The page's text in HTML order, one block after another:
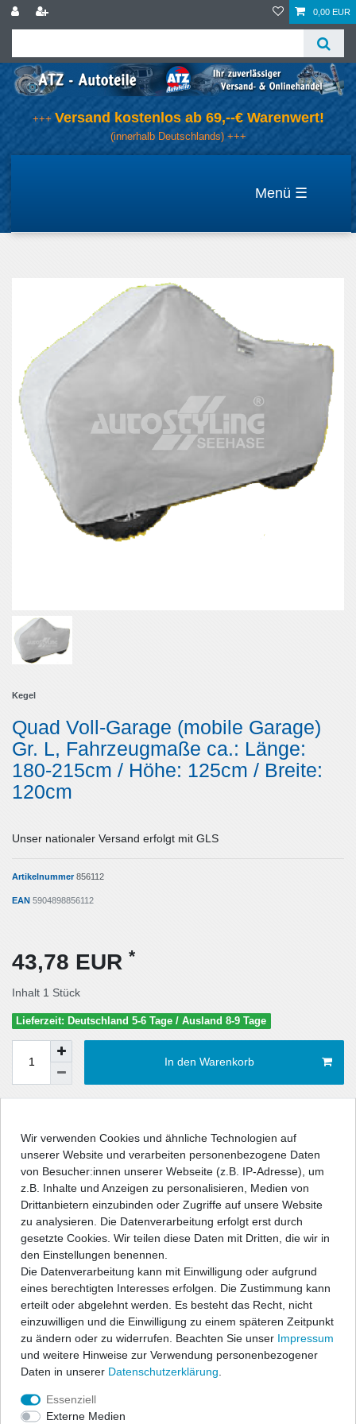
0,00 EUR
+++ Versand kostenlos ab 69,--€ Warenwert!
(innerhalb Deutschlands) +++
☰
Kegel
Quad Voll-Garage (mobile Garage)
Gr. L, Fahrzeugmaße ca.: Länge:
180-215cm / Höhe: 125cm / Breite:
120cm
Unser nationaler Versand erfolgt mit GLS
Artikelnummer856112
EAN 5904898856112
43,78 EUR *
Inhalt 1 Stück
Lieferzeit: Deutschland 5-6 Tage / Ausland 8-9 Tage
In den Warenkorb
* inkl. ges. MwSt. zzgl.Versandkosten
Beschreibung
Angaben Produktsicherheit
Vollgarage aus hochwertiger Materialkombination
Wir verwenden Cookies und ähnliche Technologien auf
unserer Website und verarbeiten personenbezogene Daten
von Besucher:innen unserer Webseite (z.B. IP-Adresse), um
z.B. Inhalte und Anzeigen zu personalisieren, Medien von
Drittanbietern einzubinden oder Zugriffe auf unsere Website
zu analysieren. Die Datenverarbeitung erfolgt erst durch
gesetzte Cookies. Wir teilen diese Daten mit Dritten, die wir in
den Einstellungen benennen.
Die Datenverarbeitung kann mit Einwilligung oder aufgrund
eines berechtigten Interesses erfolgen. Die Zustimmung kann
erteilt oder abgelehnt werden. Es besteht das Recht, nicht
einzuwilligen und die Einwilligung zu einem späteren Zeitpunkt
zu ändern oder zu widerrufen. Beachten Sie unser Impressum
und weitere Hinweise zur Verwendung personenbezogener
Daten in unserer Daten­schutz­erklärung
Essenziell
Externe Medien